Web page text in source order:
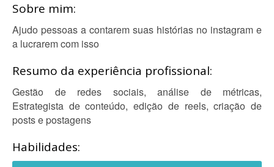
Sobre mim:
Ajudo pessoas a contarem suas histórias no instagram e
a lucrarem com isso
Resumo da experiência profissional:
Gestão de redes sociais, análise de métricas,
Estrategista de conteúdo, edição de reels, criação de
posts e postagens
Habilidades: